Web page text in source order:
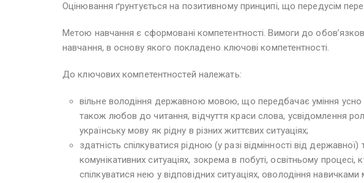
Оцінювання ґрунтується на позитивному принципі, що передусім
Метою навчання є сформовані компетентності. Вимоги до
навчання, в основу якого покладено ключові компетентності.
До ключових компетентностей належать:
вільне володіння державною мовою, що передбачає уміння
також любов до читання, відчуття краси слова, усвідомлення
українську мову як рідну в різних життєвих ситуаціях;
здатність спілкуватися рідною (у разі відмінності від
комунікативних ситуаціях, зокрема в побуті, освітньому
спілкуватися нею у відповідних ситуаціях, оволодіння навичками